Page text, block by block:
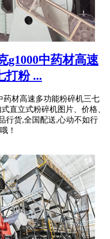
g1000中药材高速
打粉 ...
药材高速多功能粉碎机三七
直立式粉碎机图片、价格、
行货,全国配送,心动不如行
！